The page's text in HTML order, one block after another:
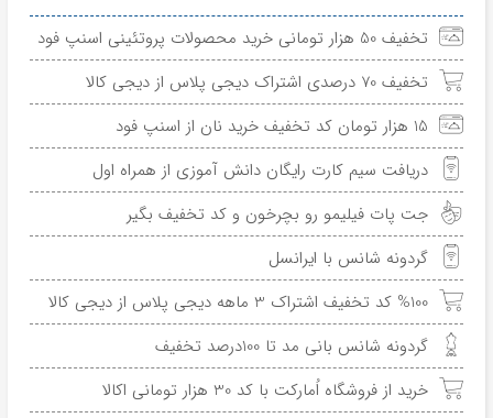
تخفیف 50 هزار تومانی خرید محصولات پروتئینی اسنپ فود
تخفیف 70 درصدی اشتراک دیجی پلاس از دیجی کالا
15 هزار تومان کد تخفیف خرید نان از اسنپ فود
دریافت سیم کارت رایگان دانش آموزی از همراه اول
جت پات فیلیمو رو بچرخون و کد تخفیف بگیر
گردونه شانس با ایرانسل
%100 کد تخفیف اشتراک 3 ماهه دیجی پلاس از دیجی کالا
گردونه شانس بانی مد تا 100درصد تخفیف
خرید از فروشگاه اُمارکت با کد 30 هزار تومانی اکالا